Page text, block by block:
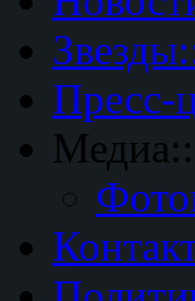
Пресс-